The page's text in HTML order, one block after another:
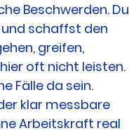
Beschwerden. Du
schaffst den
greifen,
oft nicht leisten.
Fälle da sein.
klar messbare
Arbeitskraft real